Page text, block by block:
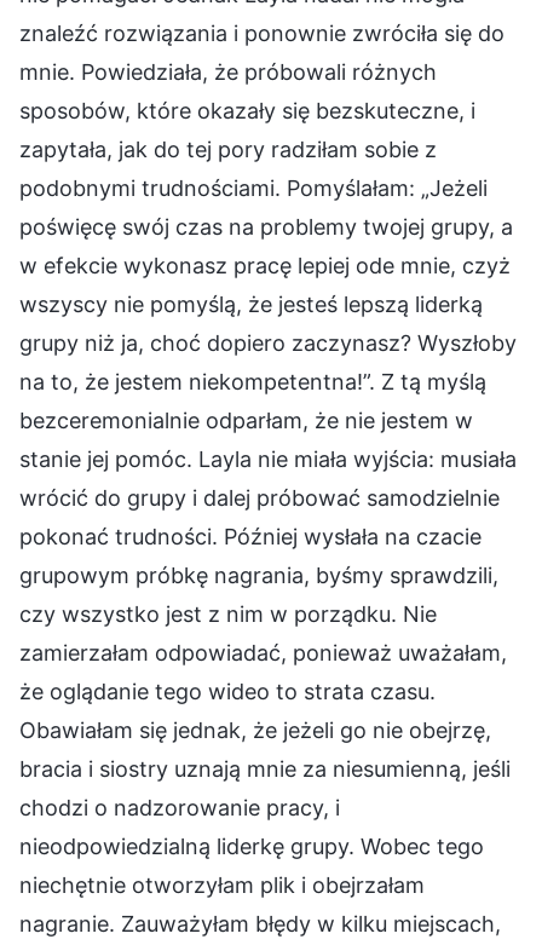
znaleźć rozwiązania i ponownie zwróciła się do
mnie. Powiedziała, że próbowali różnych
sposobów, które okazały się bezskuteczne, i
zapytała, jak do tej pory radziłam sobie z
podobnymi trudnościami. Pomyślałam: „Jeżeli
poświęcę swój czas na problemy twojej grupy, a
w efekcie wykonasz pracę lepiej ode mnie, czyż
wszyscy nie pomyślą, że jesteś lepszą liderką
grupy niż ja, choć dopiero zaczynasz? Wyszłoby
na to, że jestem niekompetentna!”. Z tą myślą
bezceremonialnie odparłam, że nie jestem w
stanie jej pomóc. Layla nie miała wyjścia: musiała
wrócić do grupy i dalej próbować samodzielnie
pokonać trudności. Później wysłała na czacie
grupowym próbkę nagrania, byśmy sprawdzili,
czy wszystko jest z nim w porządku. Nie
zamierzałam odpowiadać, ponieważ uważałam,
że oglądanie tego wideo to strata czasu.
Obawiałam się jednak, że jeżeli go nie obejrzę,
bracia i siostry uznają mnie za niesumienną, jeśli
chodzi o nadzorowanie pracy, i
nieodpowiedzialną liderkę grupy. Wobec tego
niechętnie otworzyłam plik i obejrzałam
nagranie. Zauważyłam błędy w kilku miejscach,